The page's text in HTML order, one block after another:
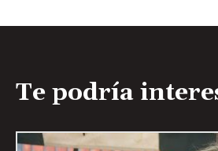
Te podría